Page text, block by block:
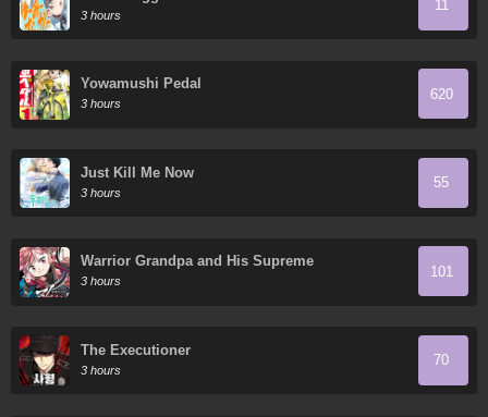
3 hours
11
Yowamushi Pedal
3 hours
620
Just Kill Me Now
3 hours
55
Warrior Grandpa and His Supreme
Granddaughter
3 hours
101
The Executioner
3 hours
70